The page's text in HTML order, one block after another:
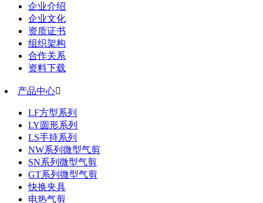
企业介绍
企业文化
资质证书
组织架构
合作关系
资料下载
产品中心
LF方型系列
LY圆形系列
LS手持系列
NW系列微型气剪
SN系列微型气剪
GT系列微型气剪
快换夹具
电热气剪